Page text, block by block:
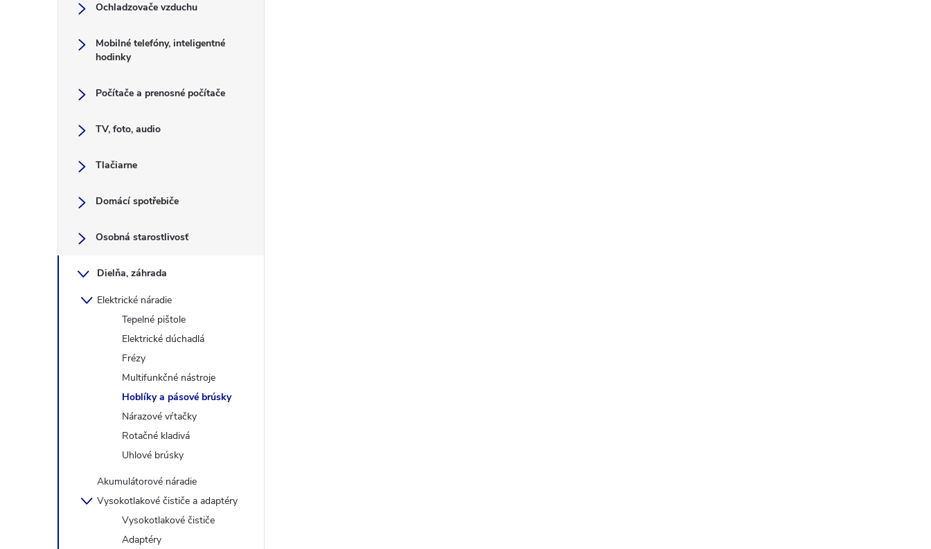
Ochladzovače vzduchu
Mobilné telefóny, inteligentné
hodinky
Počítače a prenosné počítače
TV, foto, audio
Tlačiarne
Domácí spotřebiče
Osobná starostlivosť
Dielňa, záhrada
Elektrické náradie
Tepelné pištole
Elektrické dúchadlá
Frézy
Multifunkčné nástroje
Hoblíky a pásové brúsky
Nárazové vŕtačky
Rotačné kladivá
Uhlové brúsky
Akumulátorové náradie
Vysokotlakové čističe a adaptéry
Vysokotlakové čističe
Adaptéry